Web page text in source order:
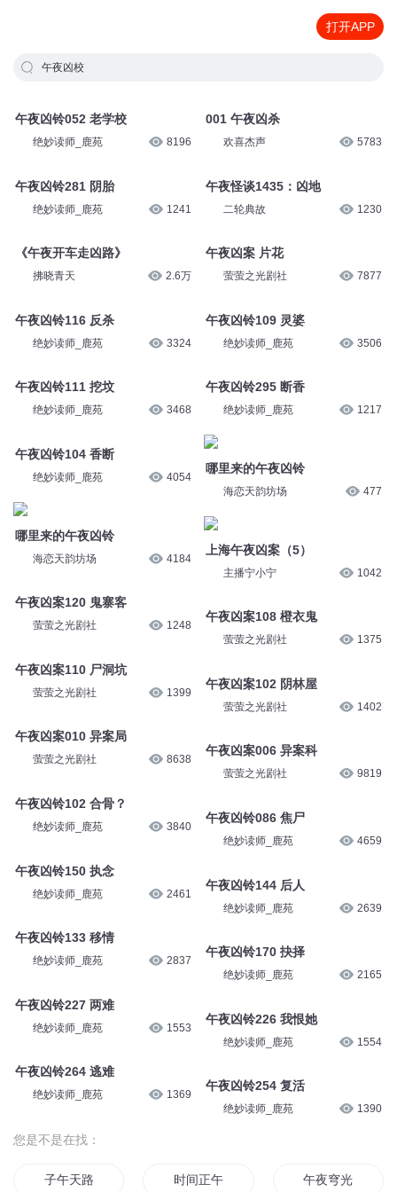
打开APP
午夜凶校
午夜凶铃052 老学校
绝妙读师_鹿苑 8196
午夜凶铃281 阴胎
绝妙读师_鹿苑 1241
《午夜开车走凶路》
拂晓青天 2.6万
午夜凶铃116 反杀
绝妙读师_鹿苑 3324
午夜凶铃111 挖坟
绝妙读师_鹿苑 3468
午夜凶铃104 香断
绝妙读师_鹿苑 4054
哪里来的午夜凶铃
海恋天韵坊场 4184
午夜凶案120 鬼寨客
萤萤之光剧社 1248
午夜凶案110 尸洞坑
萤萤之光剧社 1399
午夜凶案010 异案局
萤萤之光剧社 8638
午夜凶铃102 合骨？
绝妙读师_鹿苑 3840
午夜凶铃150 执念
绝妙读师_鹿苑 2461
午夜凶铃133 移情
绝妙读师_鹿苑 2837
午夜凶铃227 两难
绝妙读师_鹿苑 1553
午夜凶铃264 逃难
绝妙读师_鹿苑 1369
001 午夜凶杀
欢喜杰声 5783
午夜怪谈1435：凶地
二轮典故 1230
午夜凶案 片花
萤萤之光剧社 7877
午夜凶铃109 灵婆
绝妙读师_鹿苑 3506
午夜凶铃295 断香
绝妙读师_鹿苑 1217
哪里来的午夜凶铃
海恋天韵坊场 477
上海午夜凶案（5）
主播宁小宁 1042
午夜凶案108 橙衣鬼
萤萤之光剧社 1375
午夜凶案102 阴林屋
萤萤之光剧社 1402
午夜凶案006 异案科
萤萤之光剧社 9819
午夜凶铃086 焦尸
绝妙读师_鹿苑 4659
午夜凶铃144 后人
绝妙读师_鹿苑 2639
午夜凶铃170 抉择
绝妙读师_鹿苑 2165
午夜凶铃226 我恨她
绝妙读师_鹿苑 1554
午夜凶铃254 复活
绝妙读师_鹿苑 1390
您是不是在找：
子午天路 时间正午 午夜穹光